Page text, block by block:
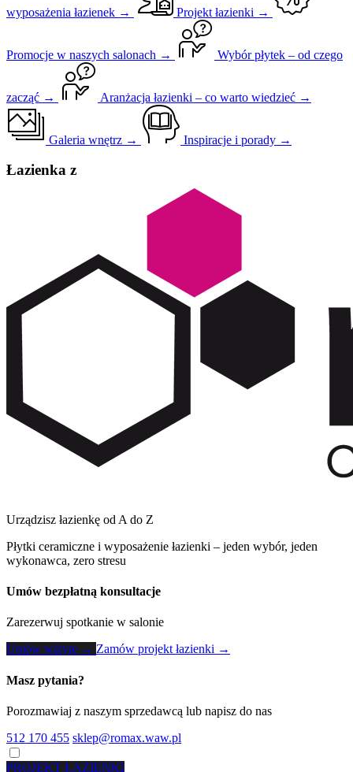
wyposażenia łazienek → Projekt łazienki →
Promocje w naszych salonach → Wybór płytek – od czego
zacząć → Aranżacja łazienki – co warto wiedzieć →
Galeria wnętrz → Inspiracje i porady →
Łazienka z
Urządzisz łazienkę od A do Z
Płytki ceramiczne i wyposażenie łazienki – jeden wybór, jeden
wykonawca, zero stresu
Umów bezpłatną konsultacje
Zarezerwuj spotkanie w salonie
Umów wizytę → Zamów projekt łazienki →
Masz pytania?
Porozmawiaj z naszym sprzedawcą lub napisz do nas
512 170 455 sklep@romax.waw.pl
PROJEKT ŁAZIENKI